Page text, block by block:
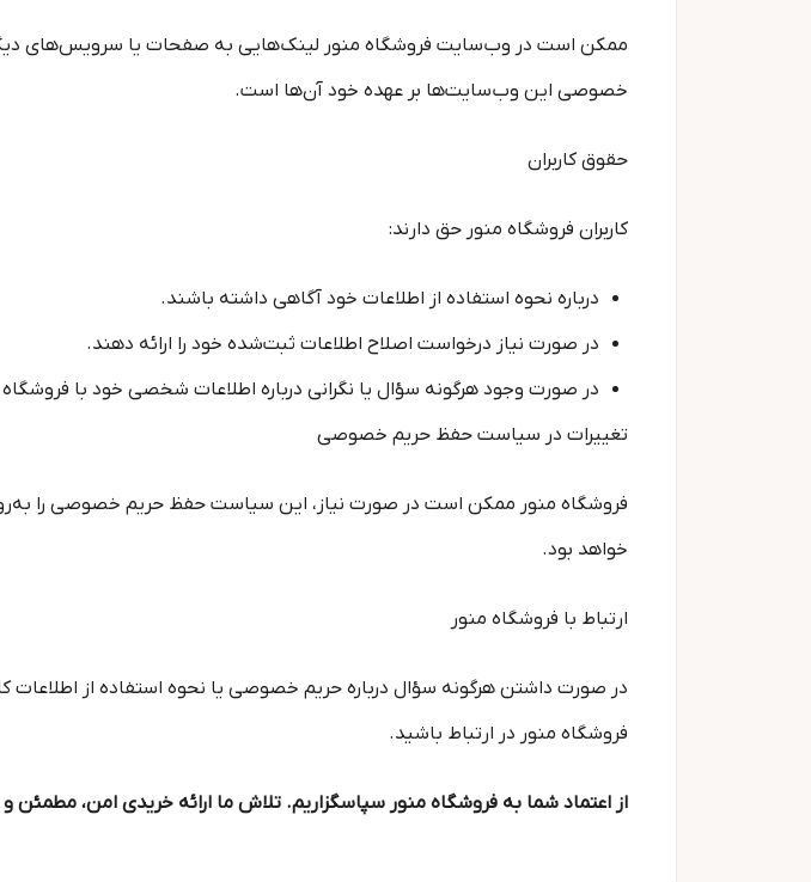
ممکن است در وب‌سایت فروشگاه منور لینک‌هایی به صفحات یا سرویس‌های
خصوصی این وب‌سایت‌ها بر عهده خود آن‌ها است.
حقوق کاربران
کاربران فروشگاه منور حق دارند:
درباره نحوه استفاده از اطلاعات خود آگاهی داشته باشند.
در صورت نیاز درخواست اصلاح اطلاعات ثبت‌شده خود را ارائه دهند.
در صورت وجود هرگونه سؤال یا نگرانی درباره اطلاعات شخصی خود با
تغییرات در سیاست حفظ حریم خصوصی
فروشگاه منور ممکن است در صورت نیاز، این سیاست حفظ حریم خصوصی را
خواهد بود.
ارتباط با فروشگاه منور
در صورت داشتن هرگونه سؤال درباره حریم خصوصی یا نحوه استفاده از اطلاعات
فروشگاه منور در ارتباط باشید.
از اعتماد شما به فروشگاه منور سپاسگزاریم. تلاش ما ارائه خریدی امن،